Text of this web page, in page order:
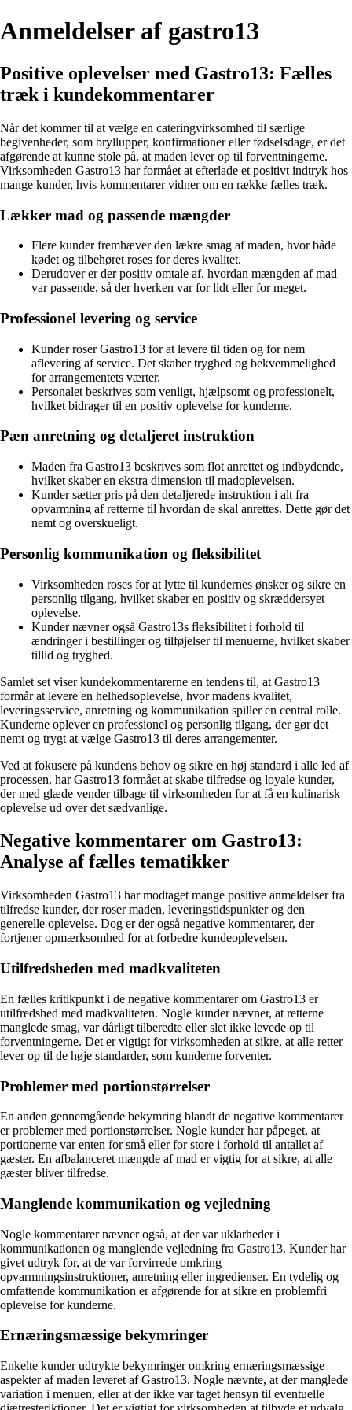
Anmeldelser af gastro13
Positive oplevelser med Gastro13: Fælles
træk i kundekommentarer
Når det kommer til at vælge en cateringvirksomhed til særlige
begivenheder, som bryllupper, konfirmationer eller fødselsdage, er det
afgørende at kunne stole på, at maden lever op til forventningerne.
Virksomheden Gastro13 har formået at efterlade et positivt indtryk hos
mange kunder, hvis kommentarer vidner om en række fælles træk.
Lækker mad og passende mængder
Flere kunder fremhæver den lækre smag af maden, hvor både
kødet og tilbehøret roses for deres kvalitet.
Derudover er der positiv omtale af, hvordan mængden af mad
var passende, så der hverken var for lidt eller for meget.
Professionel levering og service
Kunder roser Gastro13 for at levere til tiden og for nem
aflevering af service. Det skaber tryghed og bekvemmelighed
for arrangementets værter.
Personalet beskrives som venligt, hjælpsomt og professionelt,
hvilket bidrager til en positiv oplevelse for kunderne.
Pæn anretning og detaljeret instruktion
Maden fra Gastro13 beskrives som flot anrettet og indbydende,
hvilket skaber en ekstra dimension til madoplevelsen.
Kunder sætter pris på den detaljerede instruktion i alt fra
opvarmning af retterne til hvordan de skal anrettes. Dette gør det
nemt og overskueligt.
Personlig kommunikation og fleksibilitet
Virksomheden roses for at lytte til kundernes ønsker og sikre en
personlig tilgang, hvilket skaber en positiv og skræddersyet
oplevelse.
Kunder nævner også Gastro13s fleksibilitet i forhold til
ændringer i bestillinger og tilføjelser til menuerne, hvilket skaber
tillid og tryghed.
Samlet set viser kundekommentarerne en tendens til, at Gastro13
formår at levere en helhedsoplevelse, hvor madens kvalitet,
leveringsservice, anretning og kommunikation spiller en central rolle.
Kunderne oplever en professionel og personlig tilgang, der gør det
nemt og trygt at vælge Gastro13 til deres arrangementer.
Ved at fokusere på kundens behov og sikre en høj standard i alle led af
processen, har Gastro13 formået at skabe tilfredse og loyale kunder,
der med glæde vender tilbage til virksomheden for at få en kulinarisk
oplevelse ud over det sædvanlige.
Negative kommentarer om Gastro13:
Analyse af fælles tematikker
Virksomheden Gastro13 har modtaget mange positive anmeldelser fra
tilfredse kunder, der roser maden, leveringstidspunkter og den
generelle oplevelse. Dog er der også negative kommentarer, der
fortjener opmærksomhed for at forbedre kundeoplevelsen.
Utilfredsheden med madkvaliteten
En fælles kritikpunkt i de negative kommentarer om Gastro13 er
utilfredshed med madkvaliteten. Nogle kunder nævner, at retterne
manglede smag, var dårligt tilberedte eller slet ikke levede op til
forventningerne. Det er vigtigt for virksomheden at sikre, at alle retter
lever op til de høje standarder, som kunderne forventer.
Problemer med portionstørrelser
En anden gennemgående bekymring blandt de negative kommentarer
er problemer med portionstørrelser. Nogle kunder har påpeget, at
portionerne var enten for små eller for store i forhold til antallet af
gæster. En afbalanceret mængde af mad er vigtig for at sikre, at alle
gæster bliver tilfredse.
Manglende kommunikation og vejledning
Nogle kommentarer nævner også, at der var uklarheder i
kommunikationen og manglende vejledning fra Gastro13. Kunder har
givet udtryk for, at de var forvirrede omkring
opvarmningsinstruktioner, anretning eller ingredienser. En tydelig og
omfattende kommunikation er afgørende for at sikre en problemfri
oplevelse for kunderne.
Ernæringsmæssige bekymringer
Enkelte kunder udtrykte bekymringer omkring ernæringsmæssige
aspekter af maden leveret af Gastro13. Nogle nævnte, at der manglede
variation i menuen, eller at der ikke var taget hensyn til eventuelle